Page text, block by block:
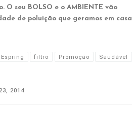
seu BOLSO e o AMBIENTE vão
de poluição que geramos em casa
Espring filtro Promoção Saudável
2014